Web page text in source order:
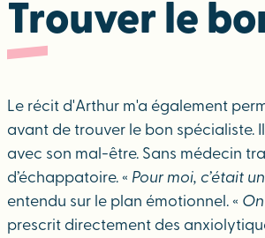
Trouver le
Le récit d'Arthur m'a également
avant de trouver le bon spécialiste.
avec son mal-être. Sans médecin
d’échappatoire. « Pour moi, c’était
entendu sur le plan émotionnel. «
prescrit directement des